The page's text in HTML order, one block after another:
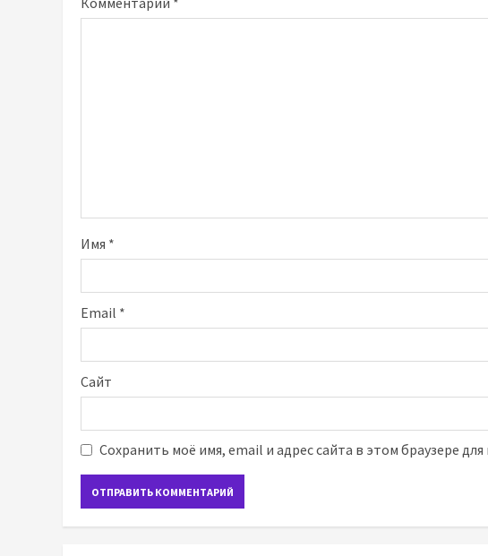
Имя *
Email *
Сайт
Сохранить моё имя, email и адрес сайта в этом браузере